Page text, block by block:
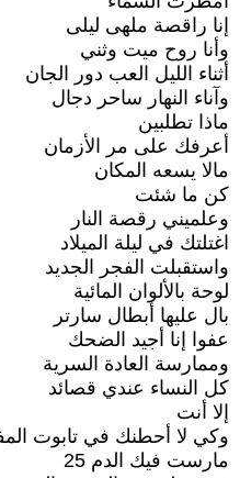
إنا راقصة ملهى ليلى
وأنا روح ميت وثني
أثناء الليل العب دور الجان
وآناء النهار ساحر دجال
ماذا تطلبين
أعرفك على مر الأزمان
مالا يسعه المكان
كن ما شئت
وعلميني رقصة النار
اغتلتك في ليلة الميلاد
واستقبلت الفجر الجديد
لوحة بالألوان المائية
بال عليها أبطال سارتر
عفوا إنا أجيد الضحك
وممارسة العادة السرية
كل النساء عندي قصائد
إلا أنت
وكي لا أحطنك في تابوت
مارست فيك الدم 25